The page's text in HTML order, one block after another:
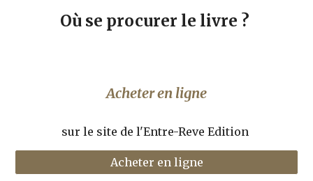
Où se procurer le livre ?
Acheter en ligne
sur le site de l'Entre-Reve Edition
Acheter en ligne